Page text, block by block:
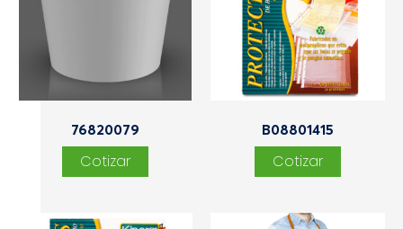
76820079 B08801415